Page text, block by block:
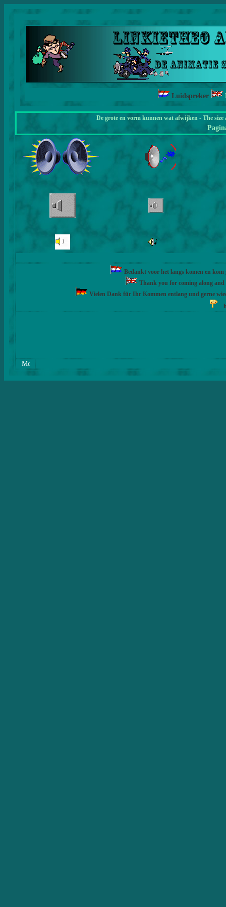
Luidspreker
De grote en vorm kunnen wat afwijken - The
Bedankt voor het langs komen en
Thank you for coming along and
Vielen Dank für Ihr Kommen entlang und gerne